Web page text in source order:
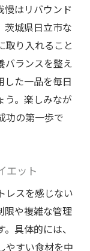
慢はリバウンド
茨城県日立市な
取り入れること
バランスを整え
した一品を毎日
う。楽しみなが
功の第一歩で
エット
レスを感じない
限や複雑な管理
具体的には、
やすい食材を中